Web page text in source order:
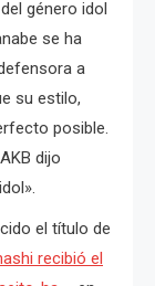
género idol
se ha
a
su estilo,
posible.
dijo
el título de
recibió el